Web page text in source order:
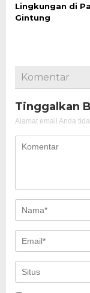
Lingkungan di
Gintung
Komentar
Tinggalkan
Alamat email Anda